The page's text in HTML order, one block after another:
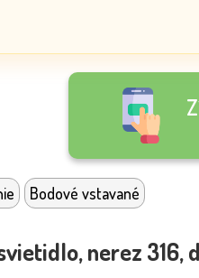
Bodové vstavané
nerez 316,